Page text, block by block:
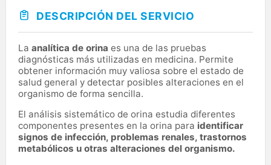
DESCRIPCIÓN DEL SERVICIO
La analítica de orina es una de las pruebas
diagnósticas más utilizadas en medicina. Permite
obtener información muy valiosa sobre el estado de
salud general y detectar posibles alteraciones en el
organismo de forma sencilla.
El análisis sistemático de orina estudia diferentes
componentes presentes en la orina para identificar
signos de infección, problemas renales, trastornos
metabólicos u otras alteraciones del organismo.